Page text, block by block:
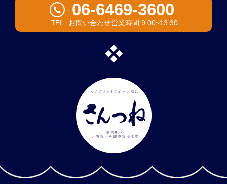
TEL
06-6469-3600
お問い合わせ営業時間 9:00~13:30